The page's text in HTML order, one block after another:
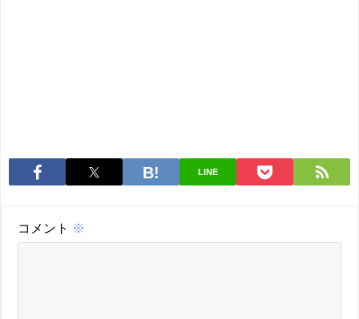
LINE
コメント ※